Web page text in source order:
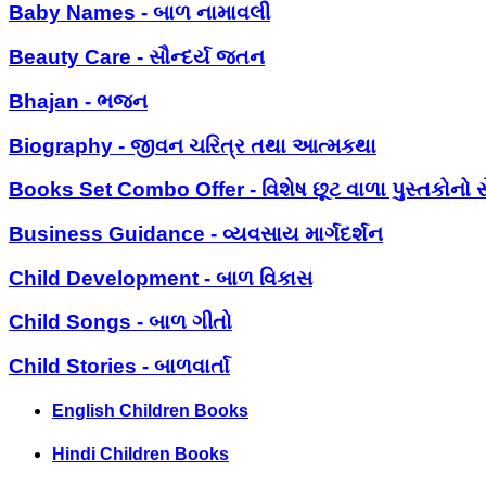
Baby Names - બાળ નામાવલી
Beauty Care - સૌન્દર્ય જતન
Bhajan - ભજન
Biography - જીવન ચરિત્ર તથા આત્મકથા
Books Set Combo Offer - વિશેષ છૂટ વાળા પુસ્તકોનો
Business Guidance - વ્યવસાય માર્ગદર્શન
Child Development - બાળ વિકાસ
Child Songs - બાળ ગીતો
Child Stories - બાળવાર્તા
English Children Books
Hindi Children Books